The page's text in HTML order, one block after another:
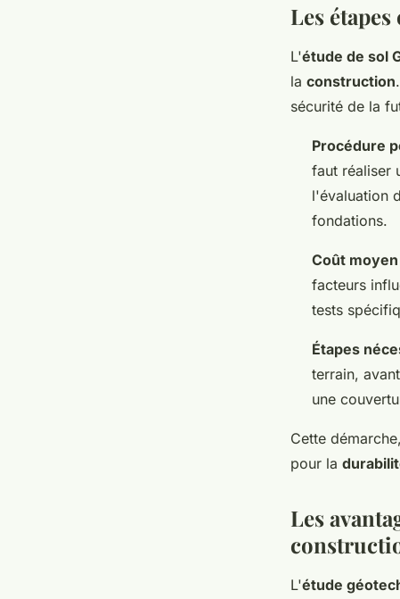
Les
L'étude de sol
la construction
sécurité de la
Procédure
faut réaliser
l'évaluation
fondations.
Coût moyen
facteurs
tests
Étapes
terrain,
une
Cette
pour la
Les
L'étude